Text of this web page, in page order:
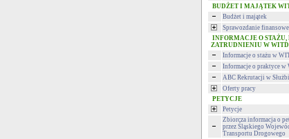
BUDŻET I MAJĄTEK
Budżet i majątek
Sprawozdanie finansowe
INFORMACJE O
ZATRUDNIENIU W WITD
Informacje o stażu w
Informacje o praktyce
ABC Rekrutacji w
Oferty pracy
PETYCJE
Petycje
Zbiorcza informacja o
przez Śląskiego
Transportu Drogowego